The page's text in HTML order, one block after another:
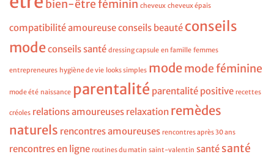
bien-être féminin cheveux cheveux épais
compatibilité amoureuseconseils beauté conseils
modeconseils santé dressing capsule en famille femmes
entrepreneures hygiène de vie looks simples modemode féminine
mode été naissance parentalité parentalité positive recettes
créoles relations amoureuses relaxation remèdes
naturels rencontres amoureuses rencontres après 30 ans
rencontres en ligne routines du matin saint-valentin santé santé